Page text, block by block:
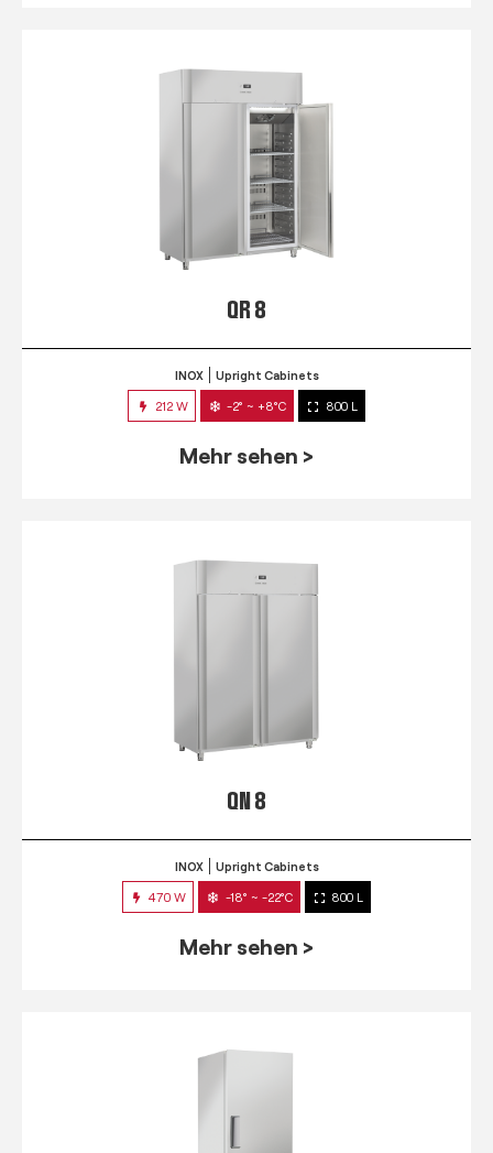
QR 8
INOX Upright Cabinets
212 W -2° ~ +8°C 800 L
Mehr sehen >
QN 8
INOX Upright Cabinets
470 W -18° ~ -22°C 800 L
Mehr sehen >